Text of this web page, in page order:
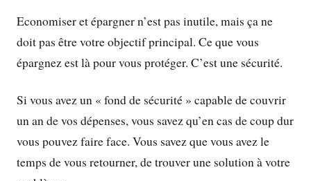
Economiser et épargner n’est pas inutile, mais ça ne
doit pas être votre objectif principal. Ce que vous
épargnez est là pour vous protéger. C’est une sécurité.
Si vous avez un « fond de sécurité » capable de couvrir
un an de vos dépenses, vous savez qu’en cas de coup dur
vous pouvez faire face. Vous savez que vous avez le
temps de vous retourner, de trouver une solution à votre